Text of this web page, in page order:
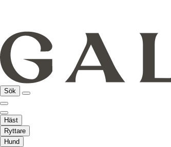
Sök
Häst
Ryttare
Hund